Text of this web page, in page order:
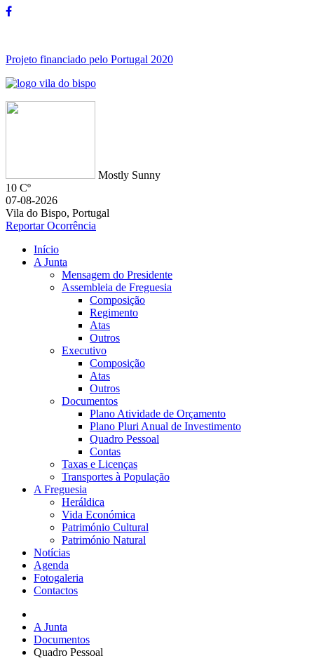
Projeto financiado pelo Portugal 2020
Mostly Sunny
10 Cº
07-08-2026
Vila do Bispo, Portugal
Reportar Ocorrência
Início
A Junta
Mensagem do Presidente
Assembleia de Freguesia
Composição
Regimento
Atas
Outros
Executivo
Composição
Atas
Outros
Documentos
Plano Atividade de Orçamento
Plano Pluri Anual de Investimento
Quadro Pessoal
Contas
Taxas e Licenças
Transportes à População
A Freguesia
Heráldica
Vida Económica
Património Cultural
Património Natural
Notícias
Agenda
Fotogaleria
Contactos
A Junta
Documentos
Quadro Pessoal